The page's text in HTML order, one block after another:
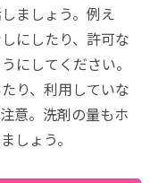
ましょう。例え
にしたり、許可な
にしてください。
り、利用していな
意。洗剤の量もホ
しょう。